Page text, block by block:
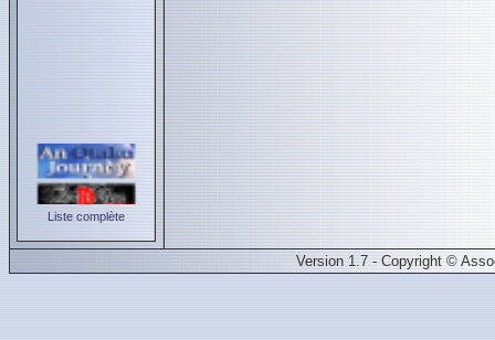
Liste complète
Version 1.7 - Copyright ©